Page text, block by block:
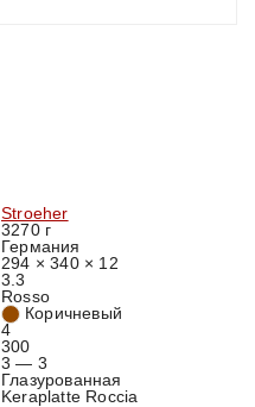
Stroeher
3270 г
Германия
294 × 340 × 12
3.3
Rosso
Коричневый
4
300
3 — 3
Глазурованная
Keraplatte Roccia